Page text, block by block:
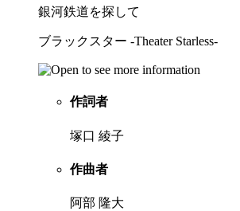
銀河鉄道を探して
ブラックスター -Theater Starless-
作詞者
塚口 綾子
作曲者
阿部 隆大